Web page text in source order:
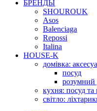
БРЕНДЫ
SHOUROUK
Asos
Balenciaga
Repossi
Italina
HOUSE-K
домівка:
посуд
розумний
кухня: посуд та
світло: